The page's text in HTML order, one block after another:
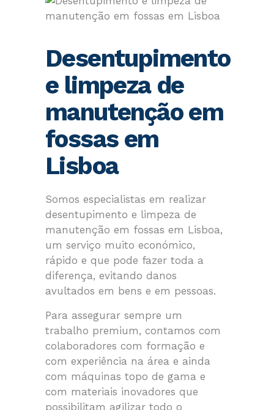
Desentupimento
e limpeza de
manutenção em
fossas em
Lisboa
Somos especialistas em realizar
desentupimento e limpeza de
manutenção em fossas em Lisboa,
um serviço muito económico,
rápido e que pode fazer toda a
diferença, evitando danos
avultados em bens e em pessoas.
Para assegurar sempre um
trabalho premium, contamos com
colaboradores com formação e
com experiência na área e ainda
com máquinas topo de gama e
com materiais inovadores que
possibilitam agilizar todo o